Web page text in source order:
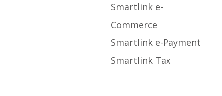
Smartlink e-
Commerce
Smartlink e-Payment
Smartlink Tax